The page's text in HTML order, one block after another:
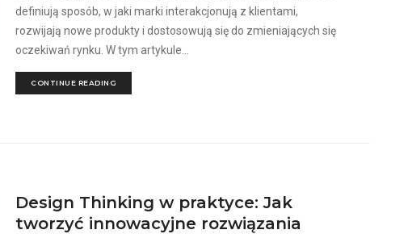
definiują sposób, w jaki marki interakcjonują z klientami,
rozwijają nowe produkty i dostosowują się do zmieniających się
oczekiwań rynku. W tym artykule...
CONTINUE READING
Design Thinking w praktyce: Jak
tworzyć innowacyjne rozwiązania